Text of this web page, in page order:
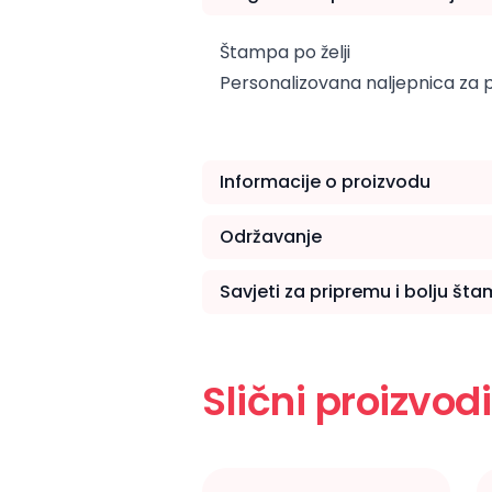
Štampa po želji
Personalizovana naljepnica za
Informacije o proizvodu
Održavanje
Savjeti za pripremu i bolju
Slični proizvodi